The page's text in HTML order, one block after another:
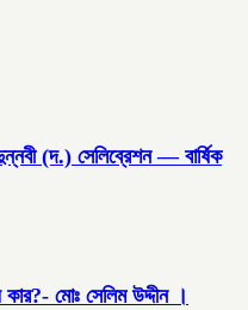
(দ.) সেলিব্রেশন — বার্ষিক
মোঃ সেলিম উদ্দীন ।